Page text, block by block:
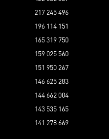
217 245 496
196 114 151
165 319 750
159 025 560
151 950 267
146 625 283
144 662 004
143 535 165
141 278 669